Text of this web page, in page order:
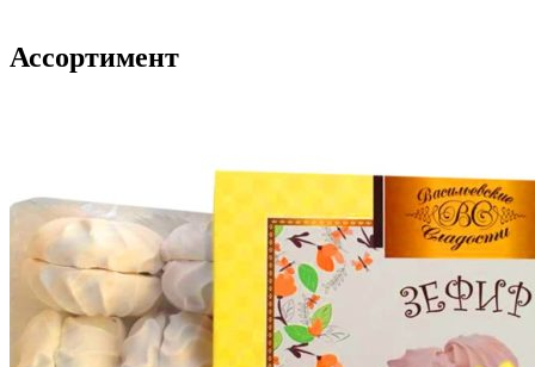
Ассортимент